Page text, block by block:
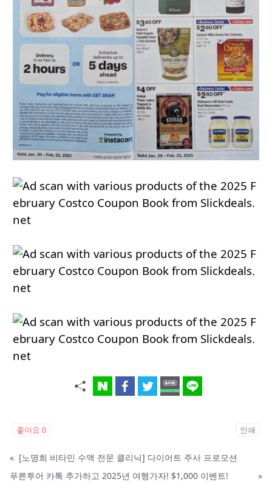
좋아요 0 인쇄
« [노명희 비타민 수액 전문 클리닉] 다이어트 주사 프로모션
푸른투어 카톡 추가하고 2025년 여행가자! $1,000 이벤트!
»